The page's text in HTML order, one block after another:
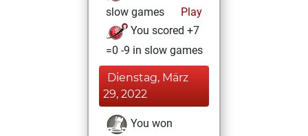
slow games
Play
You scored +7
=0 -9 in slow games
Dienstag, März
29, 2022
You won